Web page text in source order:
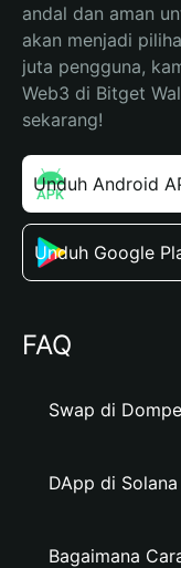
andal dan aman
akan menjadi
juta pengguna,
Web3 di Bitget
sekarang!
Unduh Android
Unduh Google
FAQ
Swap di
DApp di Solana
Bagaimana